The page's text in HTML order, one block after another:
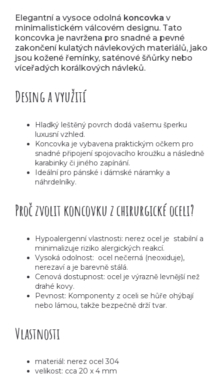
Elegantní a vysoce odolná koncovka v
minimalistickém válcovém designu. Tato
koncovka je navržena pro snadné a pevné
zakončení kulatých návlekových materiálů, jako
jsou kožené řemínky, saténové šňůrky nebo
víceřadých korálkových návleků.
Desing a využití
Hladký leštěný povrch dodá vašemu šperku
luxusní vzhled.
Koncovka je vybavena praktickým očkem pro
snadné připojení spojovacího kroužku a následně
karabinky či jiného zapínání.
Ideální pro pánské i dámské náramky a
náhrdelníky.
Proč zvolit koncovku z chirurgické oceli?
Hypoalergenní vlastnosti: nerez ocel je stabilní a
minimalizuje riziko alergických reakcí.
Vysoká odolnost: ocel nečerná (neoxiduje),
nerezaví a je barevně stálá.
Cenová dostupnost: ocel je výrazně levnější než
drahé kovy.
Pevnost: Komponenty z oceli se hůře ohýbají
nebo lámou, takže bezpečně drží tvar.
Vlastnosti
materiál: nerez ocel 304
velikost: cca 20 x 4 mm